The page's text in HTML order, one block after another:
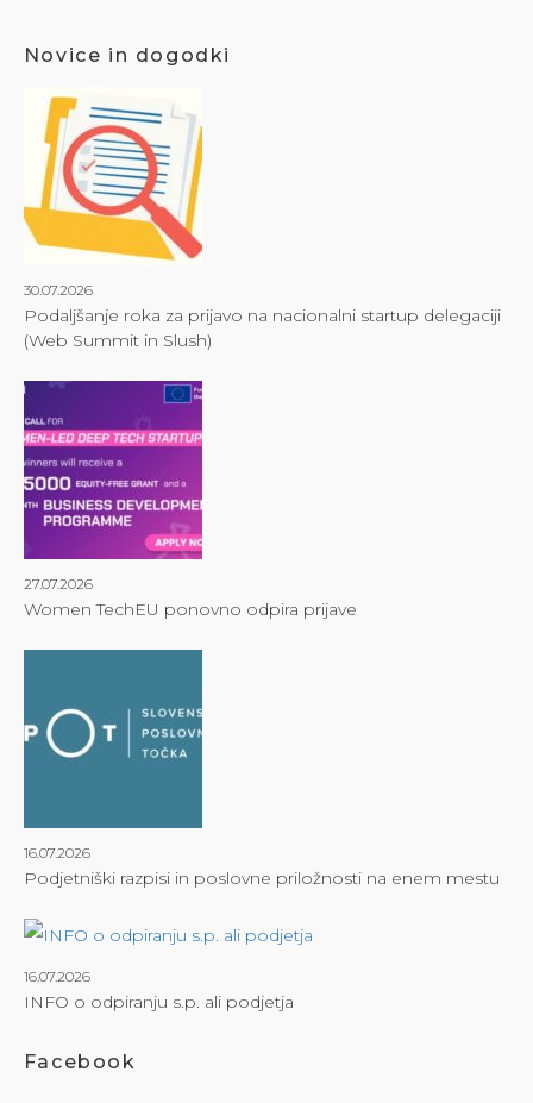
Novice in dogodki
30.07.2026
Podaljšanje roka za prijavo na nacionalni startup delegaciji
(Web Summit in Slush)
27.07.2026
Women TechEU ponovno odpira prijave
16.07.2026
Podjetniški razpisi in poslovne priložnosti na enem mestu
16.07.2026
INFO o odpiranju s.p. ali podjetja
Facebook